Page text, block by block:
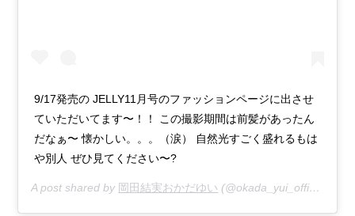
9/17発売の JELLY11月号のファッションページに出させ
ていただいてます〜！！ この撮影期間は前髪があったん
だなぁ〜 懐かしい。。。（涙） 自然光すごく盛れるもは
や別人 ぜひ見てください〜?
A post shared by 岡田結実おかだゆい (@okada_yui_official) on